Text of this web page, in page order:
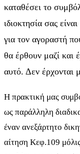
καταθέσει το
ιδιοκτησία σας
για τον αγοραστή
θα έρθουν μαζί και
αυτό. Δεν έρχονται
Η πρακτική μας
ως παράλληλη
έναν ανεξάρτητο
αίτηση Κεφ.109